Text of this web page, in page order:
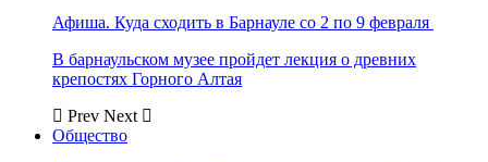
Афиша. Куда сходить в Барнауле со 2 по 9 февраля
В барнаульском музее пройдет лекция о древних
крепостях Горного Алтая
Prev Next
Общество